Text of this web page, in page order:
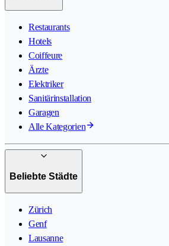
Restaurants
Hotels
Coiffeure
Ärzte
Elektriker
Sanitärinstallation
Garagen
Alle Kategorien
Beliebte Städte
Zürich
Genf
Lausanne